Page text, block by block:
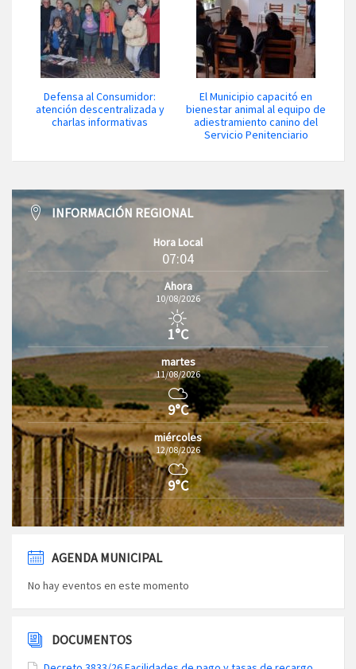
Defensa al Consumidor:
atención descentralizada y
charlas informativas
El Municipio capacitó en
bienestar animal al equipo de
adiestramiento canino del
Servicio Penitenciario
INFORMACIÓN REGIONAL
Hora Local
07:04
Ahora
10/08/2026
1°C
martes
11/08/2026
9°C
miércoles
12/08/2026
9°C
AGENDA MUNICIPAL
No hay eventos en este momento
DOCUMENTOS